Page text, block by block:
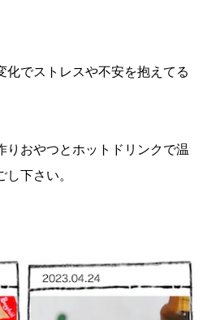
化でストレスや不安を抱えてる
りおやつとホットドリンクで温
下さい。